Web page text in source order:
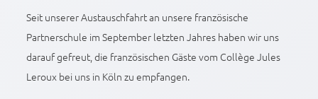
Seit unserer Austauschfahrt an unsere französische
Partnerschule im September letzten Jahres haben wir uns
darauf gefreut, die französischen Gäste vom Collège Jules
Leroux bei uns in Köln zu empfangen.